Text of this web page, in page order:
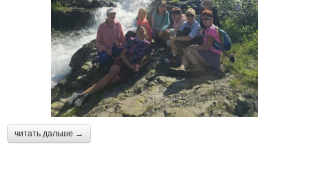
читать дальше →